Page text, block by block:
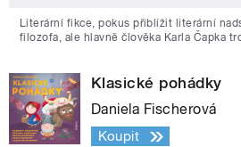
Literární fikce, pokus přiblížit literární
filozofa, ale hlavně člověka Karla Čapka
Klasické pohádky
Daniela Fischerová
Koupit